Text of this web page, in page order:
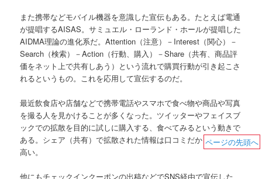
また携帯などモバイル機器を意識した宣伝もある。たとえば電通
が提唱するAISAS。サミュエル・ローランド・ホールが提唱した
AIDMA理論の進化系だ。Attention（注意）－Interest（関心）－
Search（検索）－Action（行動、購入）－Share（共有、商品評
価をネット上で共有しあう）という流れで購買行動が引き起こさ
れるというもの。これを応用して宣伝するのだ。
最近飲食店や店舗などで携帯電話やスマホで食べ物や商品や写真
を撮る人を見かけることが多くなった。ツイッターやフェイスブ
ックでの拡散を目的に試しに購入する、食べてみるという動きで
ある。シェア（共有）で拡散された情報は口コミだから信憑性も
高い。
他にもチェックインクーポンの出稿などでSNS経由で宣伝した
ページの先頭へ